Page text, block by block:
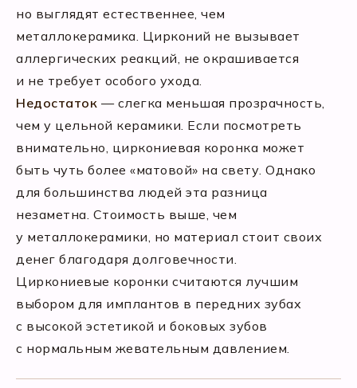
но выглядят естественнее, чем
металлокерамика. Цирконий не вызывает
аллергических реакций, не окрашивается
и не требует особого ухода.
Недостаток — слегка меньшая прозрачность,
чем у цельной керамики. Если посмотреть
внимательно, циркониевая коронка может
быть чуть более «матовой» на свету. Однако
для большинства людей эта разница
незаметна. Стоимость выше, чем
у металлокерамики, но материал стоит своих
денег благодаря долговечности.
Циркониевые коронки считаются лучшим
выбором для имплантов в передних зубах
с высокой эстетикой и боковых зубов
с нормальным жевательным давлением.